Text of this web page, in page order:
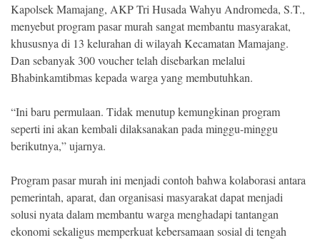
Kapolsek Mamajang, AKP Tri Husada Wahyu Andromeda, S.T.,
menyebut program pasar murah sangat membantu masyarakat,
khususnya di 13 kelurahan di wilayah Kecamatan Mamajang.
Dan sebanyak 300 voucher telah disebarkan melalui
Bhabinkamtibmas kepada warga yang membutuhkan.
“Ini baru permulaan. Tidak menutup kemungkinan program
seperti ini akan kembali dilaksanakan pada minggu-minggu
berikutnya,” ujarnya.
Program pasar murah ini menjadi contoh bahwa kolaborasi antara
pemerintah, aparat, dan organisasi masyarakat dapat menjadi
solusi nyata dalam membantu warga menghadapi tantangan
ekonomi sekaligus memperkuat kebersamaan sosial di tengah